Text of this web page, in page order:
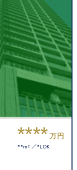
**** 万円
**m² *LDK